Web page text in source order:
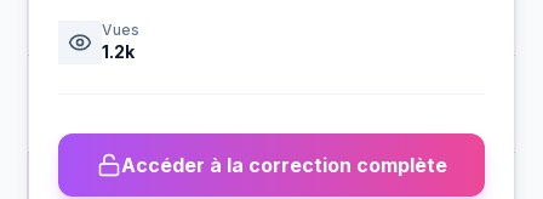
Vues
1.2k
Accéder à la correction complète